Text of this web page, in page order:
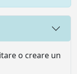
o creare un